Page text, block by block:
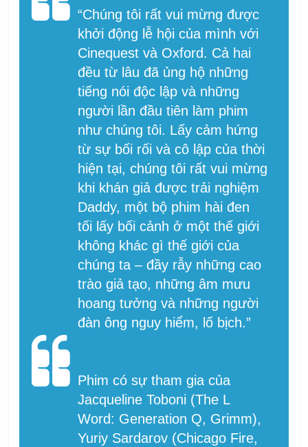
“Chúng tôi rất vui mừng được
khởi động lễ hội của mình với
Cinequest và Oxford. Cả hai
đều từ lâu đã ủng hộ những
tiếng nói độc lập và những
người lần đầu tiên làm phim
như chúng tôi. Lấy cảm hứng
từ sự bối rối và cô lập của thời
hiện tại, chúng tôi rất vui mừng
khi khán giả được trải nghiệm
Daddy, một bộ phim hài đen
tối lấy bối cảnh ở một thế giới
không khác gì thế giới của
chúng ta – đầy rẫy những cao
trào giả tạo, những âm mưu
hoang tưởng và những người
đàn ông nguy hiểm, lố bịch.”
Phim có sự tham gia của
Jacqueline Toboni (The L
Word: Generation Q, Grimm),
Yuriy Sardarov (Chicago Fire,